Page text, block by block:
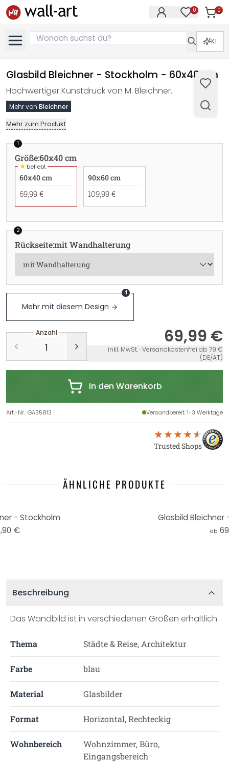
0 0
KI
Glasbild Bleichner - Stockholm - 60x40 cm
Hochwertiger Kunstdruck von M. Bleichner.
Mehr von Bleichner
Mehr zum Produkt
1
Größe:60x40 cm
★beliebt
60x40 cm
69,99 €
90x60 cm
109,99 €
2
Rückseite:mit Wandhalterung
Mehr mit diesem Design
4
Anzahl 69,99 €
inkl. MwSt. · Versandkostenfrei ab 79 €
(DE/AT)
In den Warenkorb
Art.-Nr.:GA35813 Versandbereit: 1-3 Werktage
Trusted Shops
ÄHNLICHE PRODUKTE
- Stockholm
€
Glasbild Bleichner
ab
Beschreibung
Das Wandbild ist in verschiedenen Größen erhältlich.
Thema Städte & Reise, Architektur
Farbe blau
Material Glasbilder
Format Horizontal, Rechteckig
Wohnbereich
Wohnzimmer, Büro,
Eingangsbereich